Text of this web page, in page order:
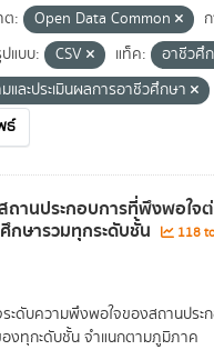
: Open Data Common
แบบ: CSV แท็ค: อาชีวศึ
ละประเมินผลการอาชีวศึกษา
ธ์
ถานประกอบการที่พึงพอใจ
กษารวมทุกระดับชั้น 118
ะดับความพึงพอใจของสถานประ
งทุกะดับชั้น จำแนกตามภูมิภาค